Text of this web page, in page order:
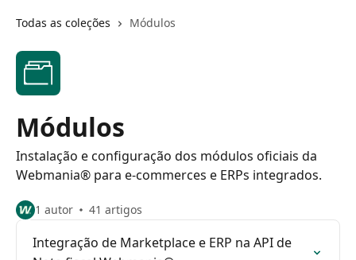
Todas as coleções Módulos
Módulos
Instalação e configuração dos módulos oficiais da
Webmania® para e-commerces e ERPs integrados.
1 autor 41 artigos
Integração de Marketplace e ERP na API de